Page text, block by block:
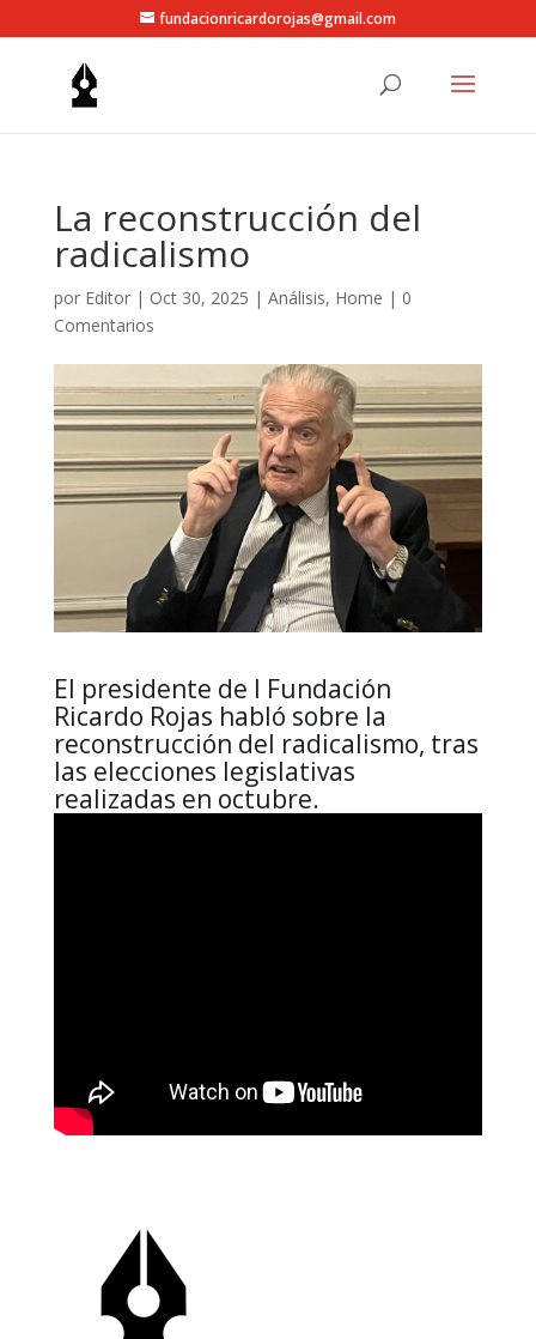
fundacionricardorojas@gmail.com
La reconstrucción del
radicalismo
por Editor| Oct 30, 2025 | Análisis, Home | 0
Comentarios
El presidente de l Fundación
Ricardo Rojas habló sobre la
reconstrucción del radicalismo, tras
las elecciones legislativas
realizadas en octubre.